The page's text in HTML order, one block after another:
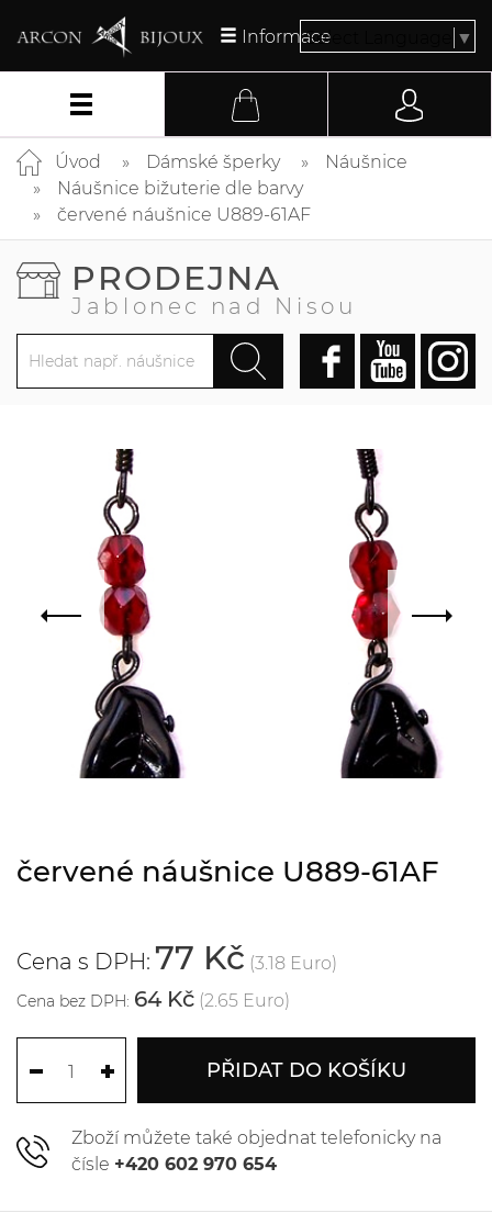
InformaceSelect Language ▼
Úvod Dámské šperky
Náušnice
Náušnice bižuterie dle barvy
červené náušnice U889-61AF
PRODEJNA
Jablonec nad Nisou
červené náušnice U889-61AF
Cena s DPH: 77 Kč (3.18 Euro)
Cena bez DPH: 64 Kč (2.65 Euro)
PŘIDAT DO KOŠÍKU
Zboží můžete také objednat telefonicky na
čísle +420 602 970 654